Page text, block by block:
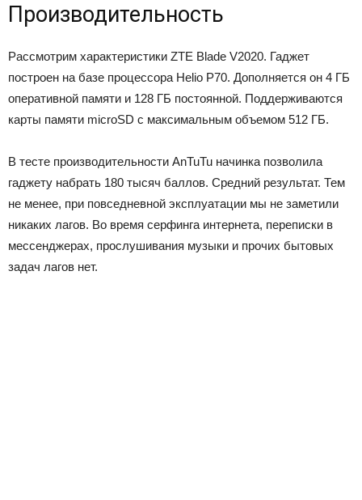
Производительность
Рассмотрим характеристики ZTE Blade V2020. Гаджет
построен на базе процессора Helio P70. Дополняется он 4 ГБ
оперативной памяти и 128 ГБ постоянной. Поддерживаются
карты памяти microSD с максимальным объемом 512 ГБ.
В тесте производительности AnTuTu начинка позволила
гаджету набрать 180 тысяч баллов. Средний результат. Тем
не менее, при повседневной эксплуатации мы не заметили
никаких лагов. Во время серфинга интернета, переписки в
мессенджерах, прослушивания музыки и прочих бытовых
задач лагов нет.